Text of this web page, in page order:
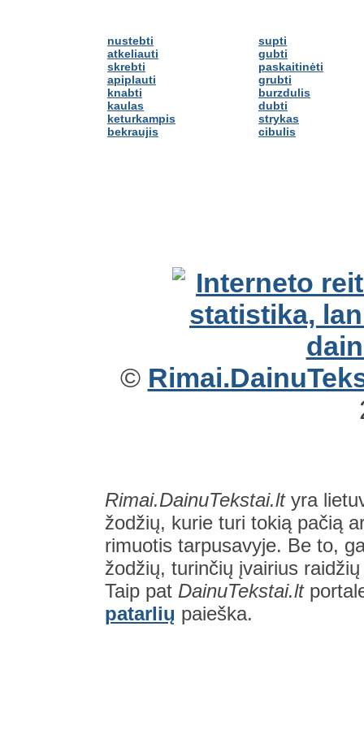
nustebti
atkeliauti
skrebti
apiplauti
knabti
kaulas
keturkampis
bekraujis
supti
gubti
paskaitinėti
grubti
burzdulis
dubti
strykas
cibulis
©
Rimai.DainuTekstai.ltyra
žodžių, kurie turi tokią pačią
rimuotis tarpusavyje. Be to,
žodžių, turinčių įvairius
Taip pat DainuTekstai.lt
patarlių paieška.